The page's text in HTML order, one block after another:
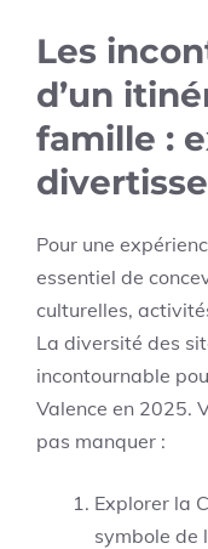
Les
d’un
famille :
Pour une
essentiel de
culturelles,
La diversité des
incontournable
Valence en 2025.
pas manquer :
Explorer la
symbole de